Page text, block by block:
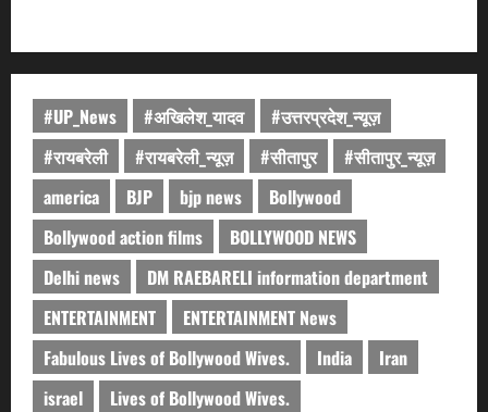
#UP_News #अखिलेश_यादव
#उत्तरप्रदेश_न्यूज़
#रायबरेली
#रायबरेली_न्यूज़ #सीतापुर
#सीतापुर_न्यूज़
america
BJP bjp news
Bollywood
Bollywood action films
BOLLYWOOD NEWS
Delhi news
DM RAEBARELI information department
ENTERTAINMENT
ENTERTAINMENT News
Fabulous Lives of Bollywood Wives.
India
Iran
israel
Lives of Bollywood Wives.